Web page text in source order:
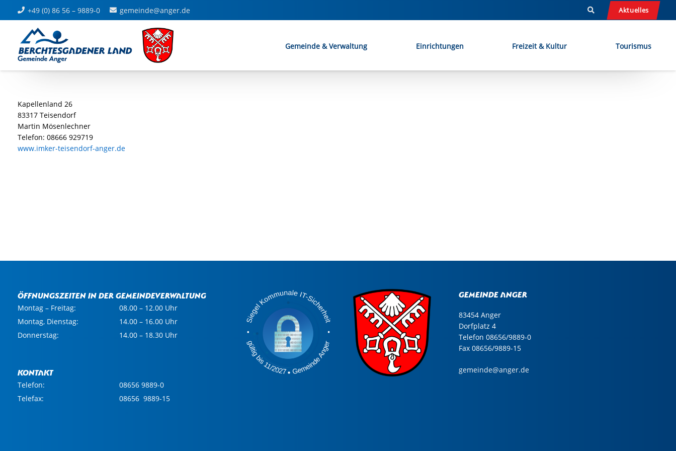
+49 (0) 86 56 – 9889-0 gemeinde@anger.de Aktuelles
Gemeinde & Verwaltung Einrichtungen Freizeit & Kultur Tourismus
Kapellenland 26
83317 Teisendorf
Martin Mösenlechner
Telefon: 08666 929719
www.imker-teisendorf-anger.de
Öffnungszeiten in der Gemeindeverwaltung
Montag – Freitag:
08.00 – 12.00 Uhr
Montag, Dienstag:
14.00 – 16.00 Uhr
Donnerstag:
14.00 – 18.30 Uhr
Kontakt
Telefon:
08656 9889-0
Telefax:
08656 9889-15
Gemeinde Anger
83454 Anger
Dorfplatz 4
Telefon 08656/9889-0
Fax 08656/9889-15
gemeinde@anger.de